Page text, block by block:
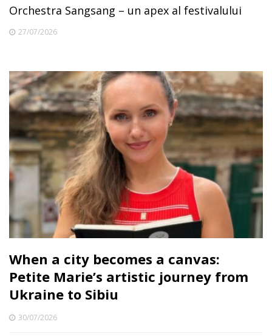
Orchestra Sangsang – un apex al festivalului
27/07/2026
When a city becomes a canvas:
Petite Marie’s artistic journey from
Ukraine to Sibiu
30/07/2026